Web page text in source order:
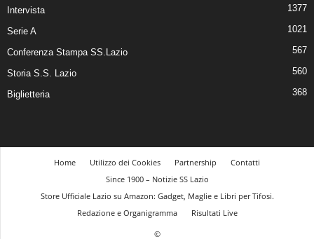
Intervista 1377
Serie A 1021
Conferenza Stampa SS.Lazio 567
Storia S.S. Lazio 560
Biglietteria 368
Home Utilizzo dei Cookies Partnership
Contatti
Since 1900 – Notizie SS Lazio
Store Ufficiale Lazio su Amazon: Gadget, Maglie e Libri per Tifosi.
Redazione e Organigramma
Risultati Live
©